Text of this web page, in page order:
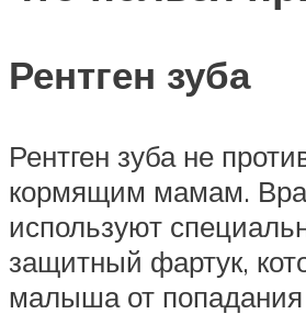
Рентген зуба
Рентген зуба не
кормящим мамам.
используют
защитный фартук,
малыша от попадания